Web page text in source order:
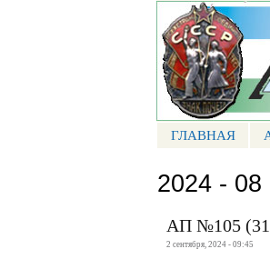
Портал СМИ
МЕНЮ АП
ГЛАВНАЯ
2024 - 08
АП №105
2 сентября, 2024 - 09:45